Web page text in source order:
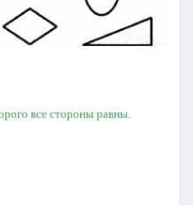
все стороны равны.